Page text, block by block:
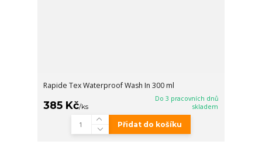
Rapide Tex Waterproof Wash In 300 ml
385 Kč/ks
Do 3 pracovních dnů
skladem
Přidat do košíku